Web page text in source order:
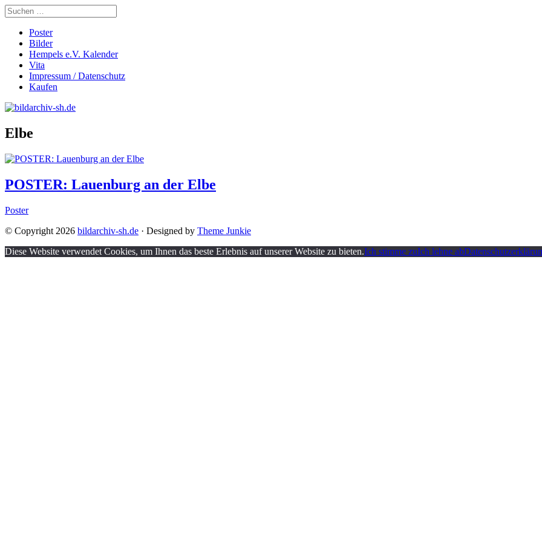
Poster
Bilder
Hempels e.V. Kalender
Vita
Impressum / Datenschutz
Kaufen
Elbe
POSTER: Lauenburg an der Elbe
Poster
© Copyright 2026 bildarchiv-sh.de · Designed by Theme Junkie
Diese Website verwendet Cookies, um Ihnen das beste Erlebnis auf unserer Website zu bieten.Ich stimme zuIch lehne ab